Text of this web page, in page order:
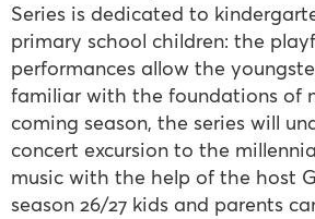
Series is dedicated to
primary school children: the
performances allow the
familiar with the foundations of
coming season, the series will
concert excursion to the
music with the help of the host
season 26/27 kids and parents